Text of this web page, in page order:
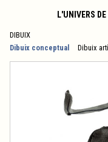
L'UNIVERS
DIBUIX
Dibuix conceptual
Dibuix